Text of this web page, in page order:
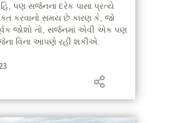
પણ સર્જનના દરેક પાસા પ્રત્યે
કરવાનો સમય છે કારણ કે, જો
જોશો તો, સર્જનમાં એવી એક પણ
વિના આપણે રહી શકીએ.